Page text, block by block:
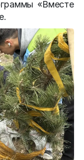
«Вместе